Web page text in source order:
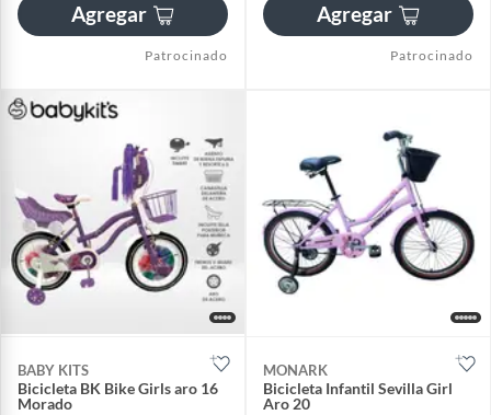
Agregar
Patrocinado
Agregar
Patrocinado
BABY KITS
Bicicleta BK Bike Girls aro 16
Morado
MONARK
Bicicleta Infantil Sevilla Girl
Aro 20